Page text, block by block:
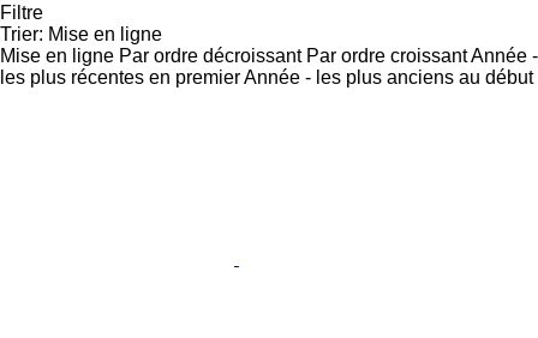
Filtre
Trier: Mise en ligne
Mise en ligne Par ordre décroissant Par ordre croissantAnnée -
les plus récentes en premierAnnée - les plus anciens au début